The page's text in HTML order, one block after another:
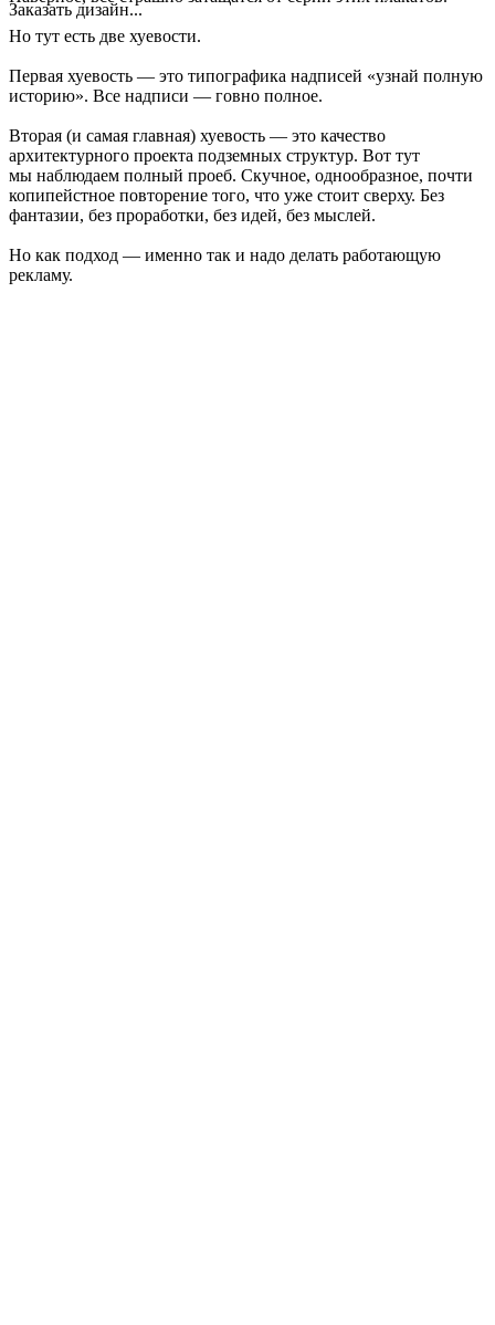
Но тут есть две хуевости.
Первая хуевость — это типографика надписей «узнай полную
историю». Все надписи — говно полное.
Вторая (и самая главная) хуевость — это качество
архитектурного проекта подземных структур. Вот тут
мы наблюдаем полный проеб. Скучное, однообразное, почти
копипейстное повторение того, что уже стоит сверху. Без
фантазии, без проработки, без идей, без мыслей.
Но как подход — именно так и надо делать работающую
рекламу.
Заказать дизайн...